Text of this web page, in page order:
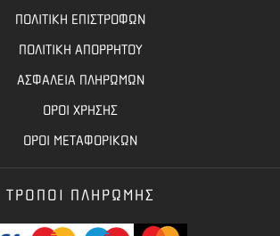
ΠΟΛΙΤΙΚΗ ΕΠΙΣΤΡΟΦΩΝ
ΠΟΛΙΤΙΚΗ ΑΠΟΡΡΗΤΟΥ
ΑΣΦΑΛΕΙΑ ΠΛΗΡΩΜΩΝ
ΟΡΟΙ ΧΡΗΣΗΣ
ΟΡΟΙ ΜΕΤΑΦΟΡΙΚΩΝ
ΤΡΟΠΟΙ ΠΛΗΡΩΜΗΣ